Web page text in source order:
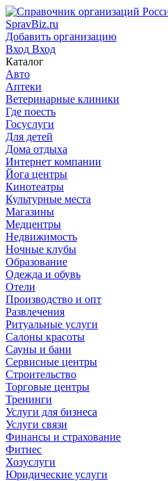
SpravBiz.ru
Добавить организацию
Вход Вход
Каталог
Авто
Аптеки
Ветеринарные клиники
Где поесть
Госуслуги
Для детей
Дома отдыха
Интернет компании
Йога центры
Кинотеатры
Культурные места
Магазины
Медцентры
Недвижимость
Ночные клубы
Образование
Одежда и обувь
Отели
Производство и опт
Развлечения
Ритуальные услуги
Салоны красоты
Сауны и бани
Сервисные центры
Строительство
Торговые центры
Тренинги
Услуги для бизнеса
Услуги связи
Финансы и страхование
Фитнес
Хозуслуги
Юридические услуги